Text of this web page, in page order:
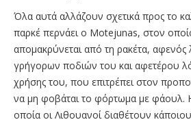
Όλα αυτά αλλάζουν σχετικά προς το
παρκέ περνάει ο Motejunas, στον
απομακρύνεται από τη ρακέτα,
γρήγορων ποδιών του και αφετέρου
χρήσης του, που επιτρέπει στον
να μη φοβάται το φόρτωμα με φάουλ.
οποία οι Λιθουανοί διαθέτουν